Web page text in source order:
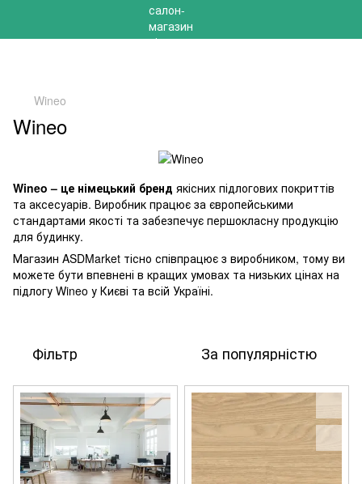
Wineo
Wineo
Wineo – це німецький бренд якісних підлогових покриттів
та аксесуарів. Виробник працює за європейськими
стандартами якості та забезпечує першокласну продукцію
для будинку.
Магазин ASDMarket тісно співпрацює з виробником, тому ви
можете бути впевнені в кращих умовах та низьких цінах на
підлогу Wineo у Києві та всій Україні.
Фільтр За популярністю